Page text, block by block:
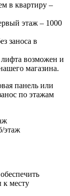
в квартиру –
этаж – 1000
заноса в
возможен и
магазина.
панель или
по этажам
этаж
к месту